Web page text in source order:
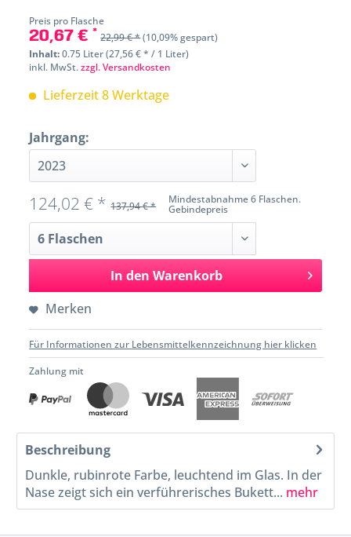
Preis pro Flasche
20,67 € * 22,99 € *(10,09% gespart)
Inhalt:0.75 Liter (27,56 € * / 1 Liter)
inkl. MwSt.zzgl. Versandkosten
Lieferzeit 8 Werktage
Jahrgang:
Mindestabnahme 6 Flaschen.
Gebindepreis
124,02 € * 137,94 € *
In den Warenkorb
Merken
Für Informationen zur Lebensmittelkennzeichnung hier klicken
Zahlung mit
Beschreibung
Dunkle, rubinrote Farbe, leuchtend im Glas. In der
Nase zeigt sich ein verführerisches Bukett... mehr